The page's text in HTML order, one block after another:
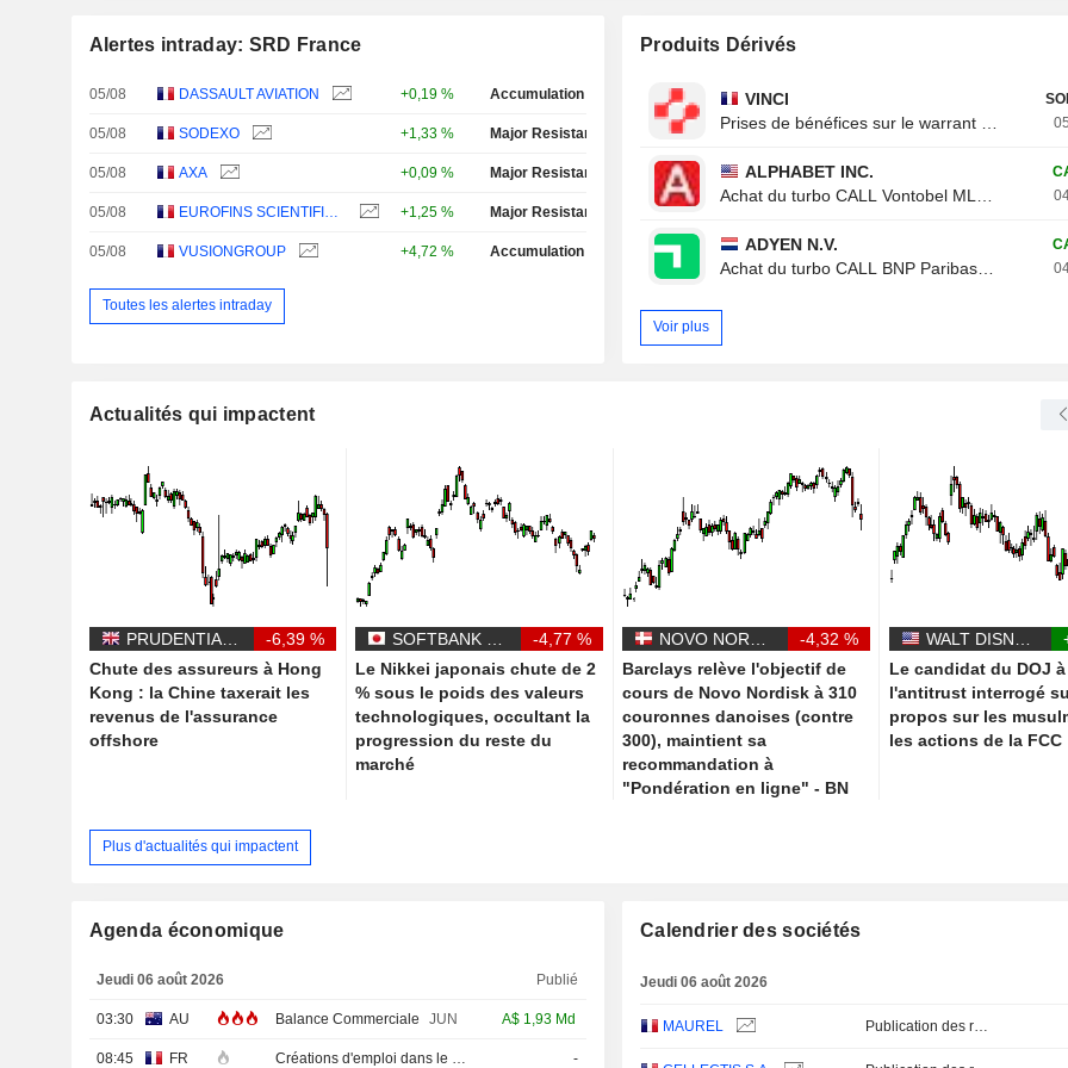
Alertes intraday: SRD France
05/08 DASSAULT AVIATION +0,19 % Accumulation Phase
05/08 SODEXO +1,33 % Major Resistance Test
05/08 AXA +0,09 % Major Resistance Test
05/08 +1,25 % Major Resistance Test
05/08 VUSIONGROUP +4,72 % Accumulation Phase
Toutes les alertes intraday
Produits Dérivés
VINCI
Prises de bénéfices sur le warrant CALL
ALPHABET INC.
Achat du turbo CALL Vontobel ML19V
ADYEN N.V.
Achat du turbo CALL BNP Paribas 788XB
Voir plus
Actualités qui impactent
PRUDENTIAL PLC
-6,39 %
Chute des assureurs à Hong
Kong : la Chine taxerait les
revenus de l'assurance
offshore
-4,77 %
Le Nikkei japonais chute de 2
% sous le poids des valeurs
technologiques, occultant la
progression du reste du
marché
-4,32 %
Barclays relève l'objectif de
cours de Novo Nordisk à 310
couronnes danoises (contre
300), maintient sa
recommandation à
"Pondération en ligne" - BN
Le candidat du DOJ à
l'antitrust interrogé
propos sur les
les actions de la FCC
Plus d'actualités qui impactent
Agenda économique
Jeudi 06 août 2026 Publié
03:30 AU Balance Commerciale JUN A$ 1,93 Md
08:45 FR Créations d'emploi dans le secteur privé non agricole (Trimestriel) -
Calendrier des sociétés
Jeudi 06 août 2026
MAUREL Publication des résultats - Q2 2026